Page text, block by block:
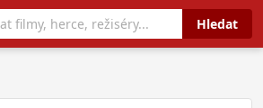
Hledat